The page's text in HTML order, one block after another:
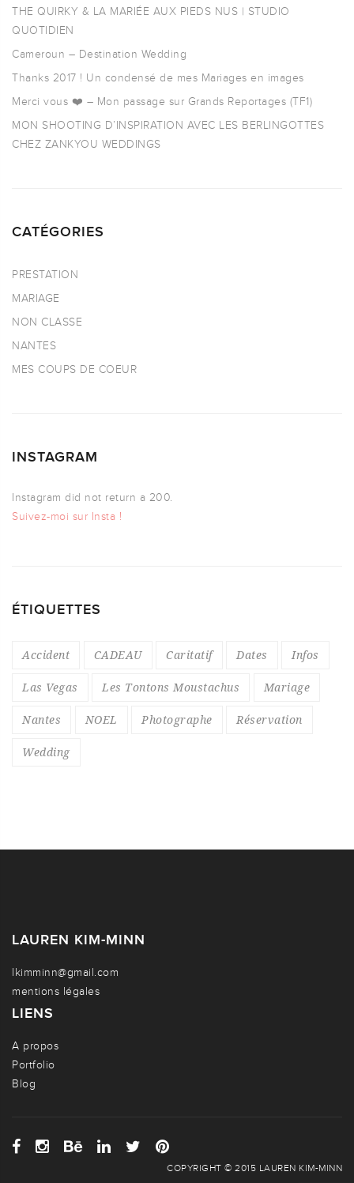
THE QUIRKY & LA MARIÉE AUX PIEDS NUS | STUDIO
QUOTIDIEN
Cameroun – Destination Wedding
Thanks 2017 ! Un condensé de mes Mariages en images
Merci vous ❤️ – Mon passage sur Grands Reportages (TF1)
MON SHOOTING D’INSPIRATION AVEC LES BERLINGOTTES
CHEZ ZANKYOU WEDDINGS
CATÉGORIES
PRESTATION
MARIAGE
NON CLASSE
NANTES
MES COUPS DE COEUR
INSTAGRAM
Instagram did not return a 200.
Suivez-moi sur Insta !
ÉTIQUETTES
Accident CADEAU Caritatif Dates Infos
Las Vegas Les Tontons Moustachus Mariage
Nantes NOEL Photographe Réservation
Wedding
LAUREN KIM-MINN
lkimminn@gmail.com
mentions légales
LIENS
A propos
Portfolio
Blog
COPYRIGHT © 2015 LAUREN KIM-MINN